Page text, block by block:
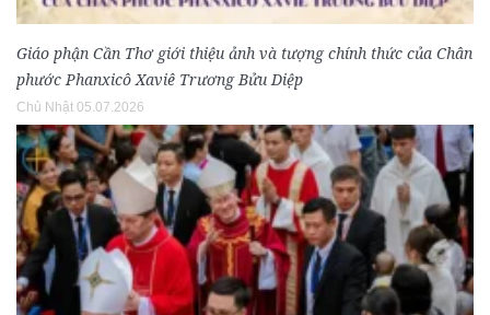
Giáo phận Cần Thơ giới thiệu ảnh và tượng chính thức của Chân
phước Phanxicô Xaviê Trương Bửu Diệp
Chủ Nhật 05.07.2026